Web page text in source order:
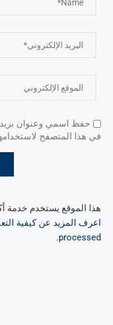
حفظ اسمي وعنوان
في هذا المتصفح
هذا الموقع يستخدم خدمة
اعرف المزيد عن كيفية
processed
.